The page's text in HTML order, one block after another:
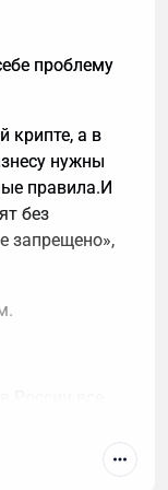
проблему
крипте, а в
нужны
правила.И
без
запрещено»,
с точки